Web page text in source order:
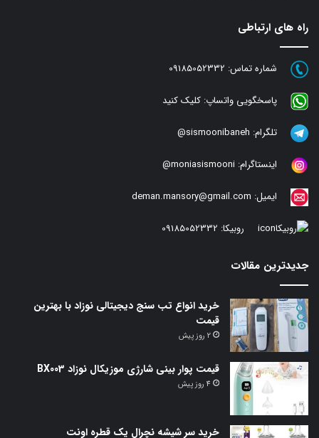
راه های ارتباطی
شماره تماس: 09185052332
پاسخگویی واتساپ: کلیک کنید
تلگرام: sismoonibaneh@
اینستاگرام: moniasismooni@
ایمیل: deman.mansory@gmail.com
روبیکا: 09185052332
جدیدترین مقالات
خرید انواع تب سنج دیجیتالی نوزاد با بهترین
قیمت
2 روز پیش
قیمت پوار بینی شارژی موزیکال نوزاد BX003
4 روز پیش
خرید سر شیشه نچرال یک قطره اونت